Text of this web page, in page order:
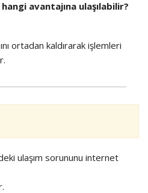
avantajına ulaşılabilir?
ortadan kaldırarak işlemleri
ulaşım sorununu internet